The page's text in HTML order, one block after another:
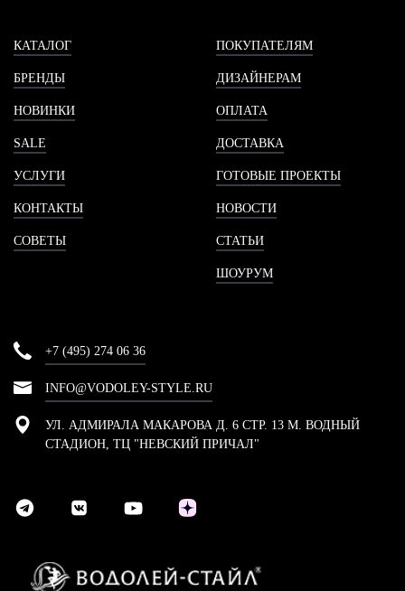
КАТАЛОГ
БРЕНДЫ
НОВИНКИ
SALE
УСЛУГИ
КОНТАКТЫ
СОВЕТЫ
ПОКУПАТЕЛЯМ
ДИЗАЙНЕРАМ
ОПЛАТА
ДОСТАВКА
ГОТОВЫЕ ПРОЕКТЫ
НОВОСТИ
СТАТЬИ
ШОУРУМ
+7 (495) 274 06 36
INFO@VODOLEY-STYLE.RU
УЛ. АДМИРАЛА МАКАРОВА Д. 6 СТР. 13 М. ВОДНЫЙ
СТАДИОН, ТЦ "НЕВСКИЙ ПРИЧАЛ"